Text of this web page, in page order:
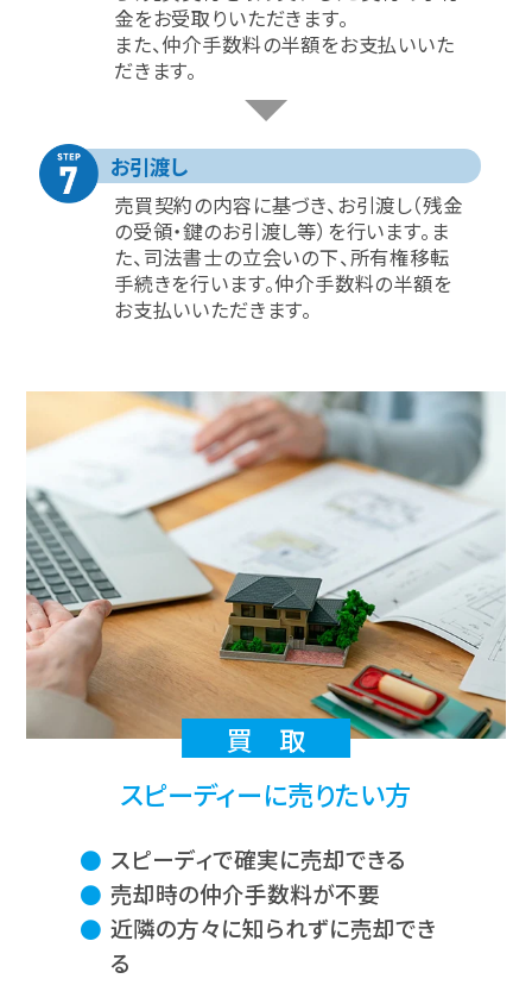
金をお受取りいただきます。
また、仲介手数料の半額をお支払いいた
だきます。
お引渡し
売買契約の内容に基づき、お引渡し（残金
の受領・鍵のお引渡し等）を行います。ま
た、司法書士の立会いの下、所有権移転
手続きを行います。仲介手数料の半額を
お支払いいただきます。
買 取
スピーディーに売りたい方
スピーディで確実に売却できる
売却時の仲介手数料が不要
近隣の方々に知られずに売却でき
る